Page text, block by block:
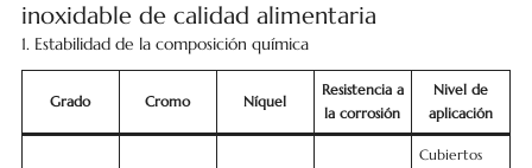
inoxidable de calidad alimentaria
1. Estabilidad de la composición química
Grado Cromo Níquel
Resistencia a
la corrosión
Nivel de
aplicación
Cubiertos